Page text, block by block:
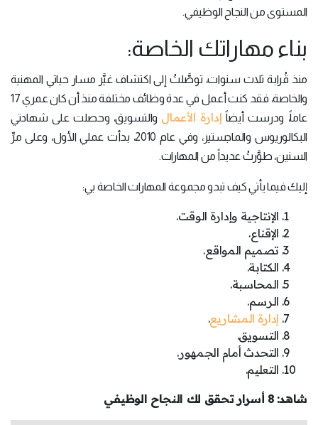
المستوى من النجاح الوظيفي.
بناء مهاراتك الخاصة:
منذ قُرابة ثلاث سنوات، توصَّلتُ إلى اكتشاف غيَّر مسار حياتي المهنية
والخاصة، فقد كنت أعمل في عدة وظائف مختلفة منذ أن كان عمري 17
عاماً، ودرست أيضاً إدارة الأعمال والتسويق، وحصلت على شهادتي
البكالوريوس والماجستير، وفي عام 2010، بدأت عملي الأول، وعلى مرِّ
السنين، طوَّرتُ عديداً من المهارات.
إليك فيما يأتي كيف تبدو مجموعة المهارات الخاصة بي:
الإنتاجية وإدارة الوقت.
الإقناع.
تصميم المواقع.
الكتابة.
المحاسبة.
الرسم.
إدارة المشاريع.
التسويق.
التحدث أمام الجمهور.
التعليم.
شاهد: 8 أسرار تحقق لك النجاح الوظيفي